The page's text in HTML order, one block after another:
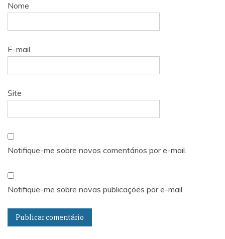
Nome
E-mail
Site
Notifique-me sobre novos comentários por e-mail.
Notifique-me sobre novas publicações por e-mail.